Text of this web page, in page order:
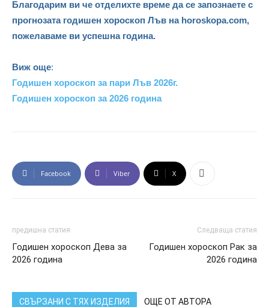
Благодарим ви че отделихте време да се запознаете с
прогнозата годишен хороскоп Лъв на horoskopa.com,
пожелаваме ви успешна година.
Виж още:
Годишен хороскоп за пари Лъв 2026г.
Годишен хороскоп за 2026 година
Facebook Viber X
предишна статия
Годишен хороскоп Дева за
2026 година
Следваща статия
Годишен хороскоп Рак за
2026 година
СВЪРЗАНИ С ТЯХ ИЗДЕЛИЯ ОЩЕ ОТ АВТОРА